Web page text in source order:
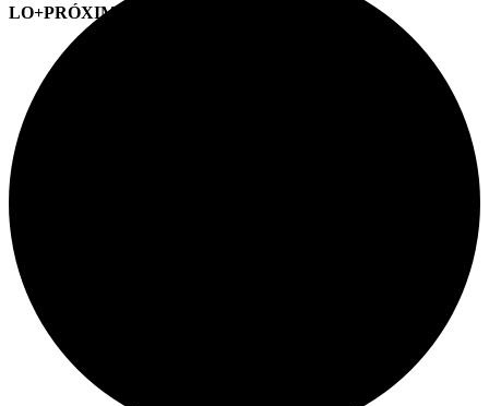
LO+PRÓXIMO (CITAS)